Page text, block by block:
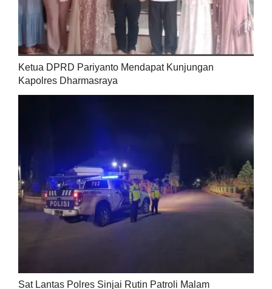
Ketua DPRD Pariyanto Mendapat Kunjungan
Kapolres Dharmasraya
Sat Lantas Polres Sinjai Rutin Patroli Malam